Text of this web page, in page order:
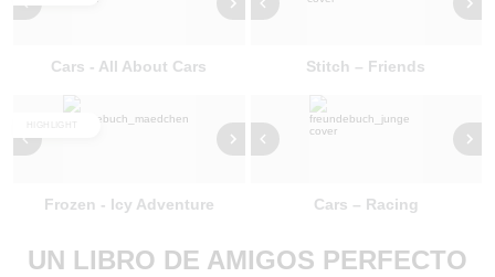
Cars - All About Cars Stitch – Friends
Frozen - Icy Adventure Cars – Racing
UN LIBRO DE AMIGOS PERFECTO